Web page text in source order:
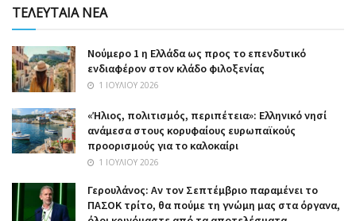
ΤΕΛΕΥΤΑΙΑ ΝΕΑ
Nούμερο 1 η Ελλάδα ως προς το επενδυτικό
ενδιαφέρον στον κλάδο φιλοξενίας
1 ΙΟΥΛΊΟΥ 2026
«Ήλιος, πολιτισμός, περιπέτεια»: Ελληνικό νησί
ανάμεσα στους κορυφαίους ευρωπαϊκούς
προορισμούς για το καλοκαίρι
1 ΙΟΥΛΊΟΥ 2026
Γερουλάνος: Αν τον Σεπτέμβριο παραμένει το
ΠΑΣΟΚ τρίτο, θα πούμε τη γνώμη μας στα όργανα,